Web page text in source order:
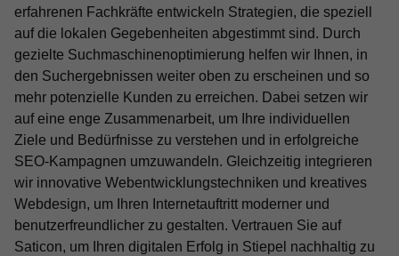
erfahrenen Fachkräfte entwickeln Strategien, die speziell
auf die lokalen Gegebenheiten abgestimmt sind. Durch
gezielte Suchmaschinenoptimierung helfen wir Ihnen, in
den Suchergebnissen weiter oben zu erscheinen und so
mehr potenzielle Kunden zu erreichen. Dabei setzen wir
auf eine enge Zusammenarbeit, um Ihre individuellen
Ziele und Bedürfnisse zu verstehen und in erfolgreiche
SEO-Kampagnen umzuwandeln. Gleichzeitig integrieren
wir innovative Webentwicklungstechniken und kreatives
Webdesign, um Ihren Internetauftritt moderner und
benutzerfreundlicher zu gestalten. Vertrauen Sie auf
Saticon, um Ihren digitalen Erfolg in Stiepel nachhaltig zu